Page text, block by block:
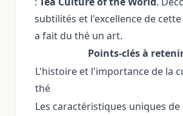
subtilités et l'excellence de
a fait du thé un art.
Points-clés à
L'histoire et l'importance de la
thé
Les caractéristiques uniques